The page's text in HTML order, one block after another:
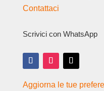
Contattaci
Scrivici con WhatsApp
Aggiorna le tue